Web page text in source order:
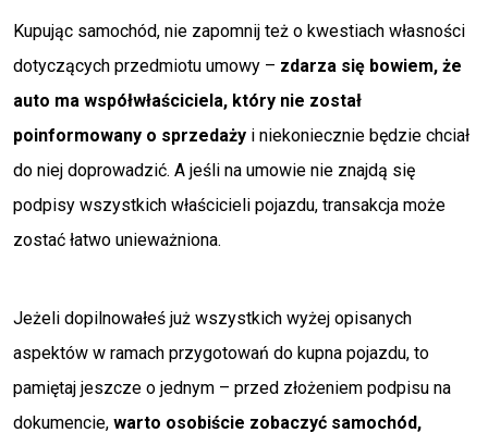
Kupując samochód, nie zapomnij też o kwestiach własności
dotyczących przedmiotu umowy – zdarza się bowiem, że
auto ma współwłaściciela, który nie został
poinformowany o sprzedaży i niekoniecznie będzie chciał
do niej doprowadzić. A jeśli na umowie nie znajdą się
podpisy wszystkich właścicieli pojazdu, transakcja może
zostać łatwo unieważniona.
Jeżeli dopilnowałeś już wszystkich wyżej opisanych
aspektów w ramach przygotowań do kupna pojazdu, to
pamiętaj jeszcze o jednym – przed złożeniem podpisu na
dokumencie, warto osobiście zobaczyć samochód,